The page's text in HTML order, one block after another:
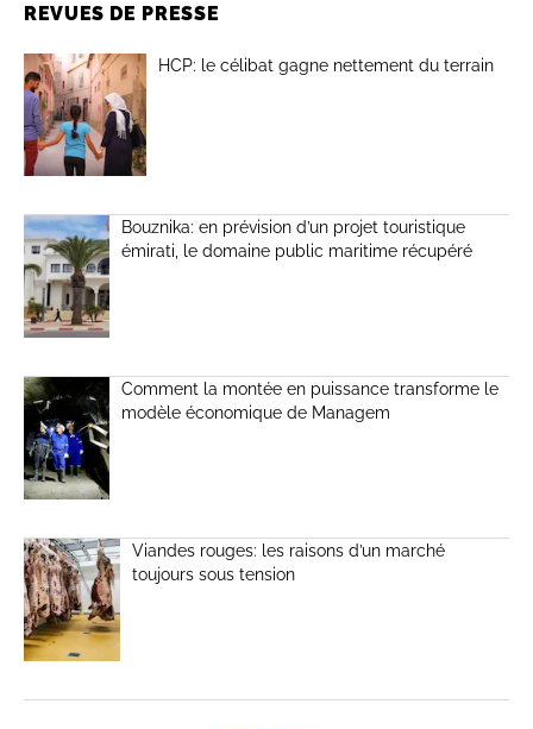
REVUES DE PRESSE
HCP: le célibat gagne nettement du terrain
Bouznika: en prévision d’un projet touristique
émirati, le domaine public maritime récupéré
Comment la montée en puissance transforme le
modèle économique de Managem
Viandes rouges: les raisons d’un marché
toujours sous tension